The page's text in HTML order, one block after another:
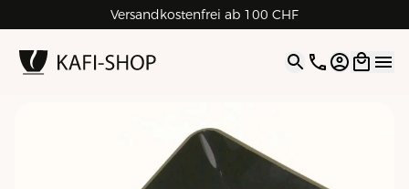
Versandkostenfrei ab 100 CHF
4.9| 5.0 Google
Open